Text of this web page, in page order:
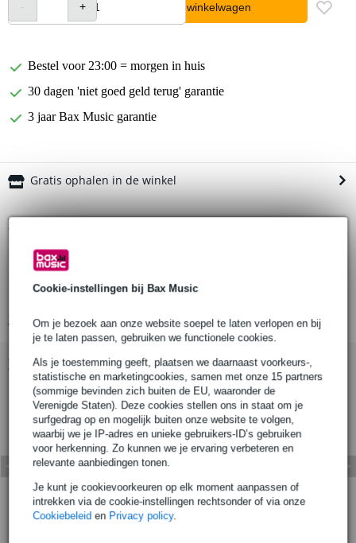
Cookie-instellingen bij Bax Music
Om je bezoek aan onze website soepel te laten verlopen en bij
je te laten passen, gebruiken we functionele cookies.
Als je toestemming geeft, plaatsen we daarnaast voorkeurs-,
statistische en marketingcookies, samen met onze 15 partners
(sommige bevinden zich buiten de EU, waaronder de
Verenigde Staten). Deze cookies stellen ons in staat om je
surfgedrag op en mogelijk buiten onze website te volgen,
waarbij we je IP-adres en unieke gebruikers-ID’s gebruiken
voor herkenning. Zo kunnen we je ervaring verbeteren en
relevante aanbiedingen tonen.
Je kunt je cookievoorkeuren op elk moment aanpassen of
intrekken via de cookie-instellingen rechtsonder of via onze
Cookiebeleid en Privacy policy.
In winkelwagen
Bestel voor 23:00 = morgen in huis
30 dagen 'niet goed geld terug' garantie
3 jaar Bax Music garantie
Gratis ophalen in de winkel
Productinformatie
Doughty T58870
half coupler
draagvermogen: TUV-gekeurd tot 100 kg
Bekijk alle productspecificaties
Bekijk ook eens (1)